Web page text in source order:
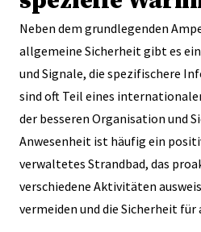
Neben dem grundlegenden
allgemeine Sicherheit gibt es
und Signale, die spezifischere
sind oft Teil eines
der besseren Organisation und
Anwesenheit ist häufig ein
verwaltetes Strandbad, das
verschiedene Aktivitäten
vermeiden und die Sicherheit für